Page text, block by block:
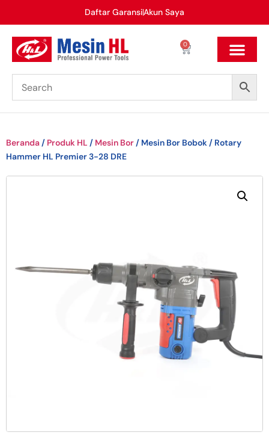
Daftar GaransiAkun Saya
0
Beranda / Produk HL / Mesin Bor / Mesin Bor Bobok / Rotary
Hammer HL Premier 3-28 DRE